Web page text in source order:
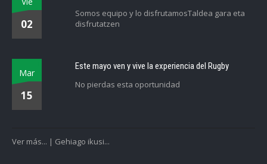
02
Somos equipo y lo disfrutamosTaldea gara eta
disfrutatzen
Mar
15
Este mayo ven y vive la experiencia del Rugby
No pierdas esta oportunidad
Ver más... | Gehiago ikusi...